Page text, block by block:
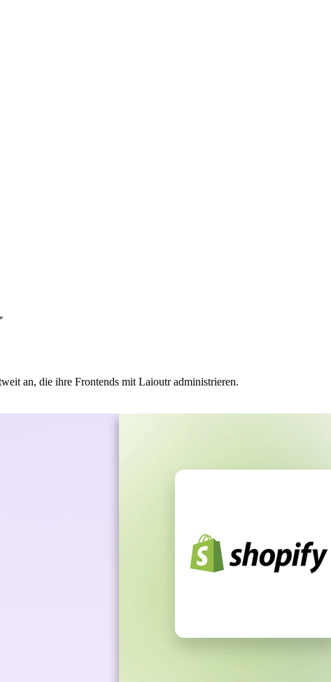
an, die ihre Frontends mit Laioutr administrieren.